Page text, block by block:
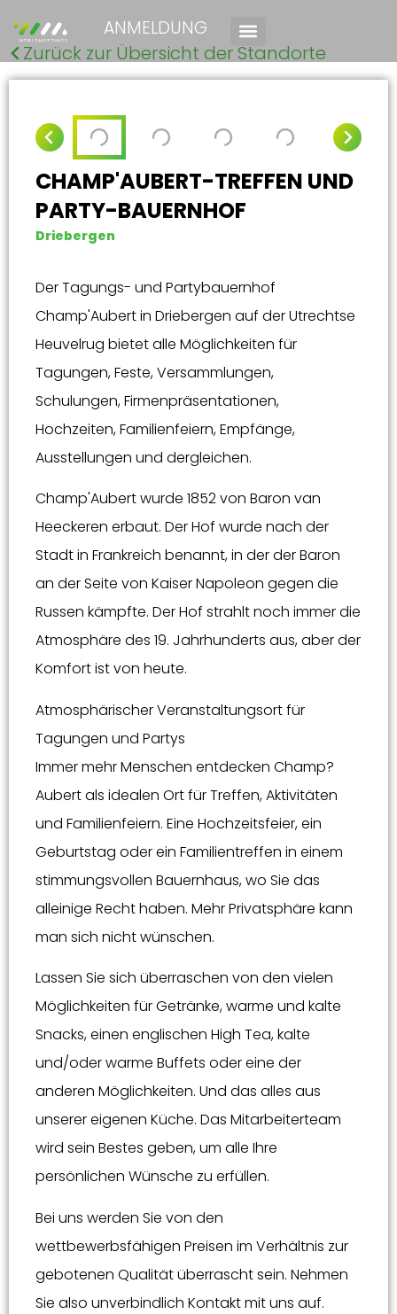
ANMELDUNG
Zurück zur Übersicht der Standorte
CHAMP'AUBERT-TREFFEN UND
PARTY-BAUERNHOF
Driebergen
Der Tagungs- und Partybauernhof
Champ'Aubert in Driebergen auf der Utrechtse
Heuvelrug bietet alle Möglichkeiten für
Tagungen, Feste, Versammlungen,
Schulungen, Firmenpräsentationen,
Hochzeiten, Familienfeiern, Empfänge,
Ausstellungen und dergleichen.
Champ'Aubert wurde 1852 von Baron van
Heeckeren erbaut. Der Hof wurde nach der
Stadt in Frankreich benannt, in der der Baron
an der Seite von Kaiser Napoleon gegen die
Russen kämpfte. Der Hof strahlt noch immer die
Atmosphäre des 19. Jahrhunderts aus, aber der
Komfort ist von heute.
Atmosphärischer Veranstaltungsort für
Tagungen und Partys
Immer mehr Menschen entdecken Champ?
Aubert als idealen Ort für Treffen, Aktivitäten
und Familienfeiern. Eine Hochzeitsfeier, ein
Geburtstag oder ein Familientreffen in einem
stimmungsvollen Bauernhaus, wo Sie das
alleinige Recht haben. Mehr Privatsphäre kann
man sich nicht wünschen.
Lassen Sie sich überraschen von den vielen
Möglichkeiten für Getränke, warme und kalte
Snacks, einen englischen High Tea, kalte
und/oder warme Buffets oder eine der
anderen Möglichkeiten. Und das alles aus
unserer eigenen Küche. Das Mitarbeiterteam
wird sein Bestes geben, um alle Ihre
persönlichen Wünsche zu erfüllen.
Bei uns werden Sie von den
wettbewerbsfähigen Preisen im Verhältnis zur
gebotenen Qualität überrascht sein. Nehmen
Sie also unverbindlich Kontakt mit uns auf.